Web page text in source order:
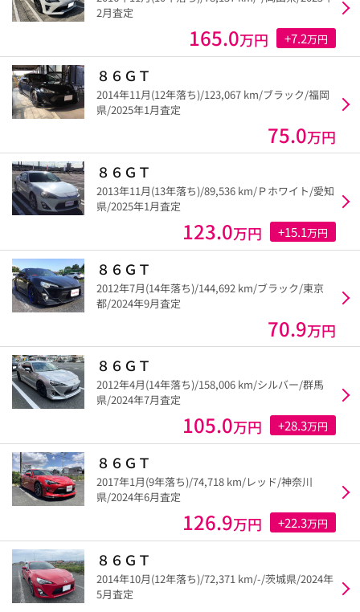
2月査定
165.0万円 +7.2万円
８６ＧＴ
2014年11月(12年落ち)/123,067 km/ブラック/福岡
県/2025年1月査定
75.0万円
８６ＧＴ
2013年11月(13年落ち)/89,536 km/Ｐホワイト/愛知
県/2025年1月査定
123.0万円 +15.1万円
８６ＧＴ
2012年7月(14年落ち)/144,692 km/ブラック/東京
都/2024年9月査定
70.9万円
８６ＧＴ
2012年4月(14年落ち)/158,006 km/シルバー/群馬
県/2024年7月査定
105.0万円 +28.3万円
８６ＧＴ
2017年1月(9年落ち)/74,718 km/レッド/神奈川
県/2024年6月査定
126.9万円 +22.3万円
８６ＧＴ
2014年10月(12年落ち)/72,371 km/-/茨城県/2024年
5月査定